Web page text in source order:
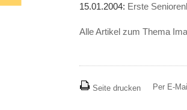
15.01.2004: Erste
Alle Artikel zum Thema
Seite drucken Per E-